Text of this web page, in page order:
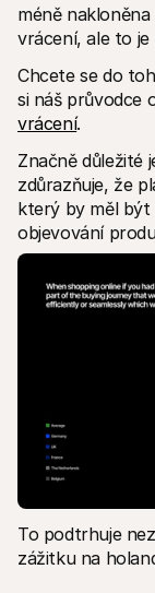
méně
vrácení, ale to
Chcete se do
si náš průvodce
vrácení.
Značně důležité
zdůrazňuje, že
který by měl být
objevování
To podtrhuje
zážitku na